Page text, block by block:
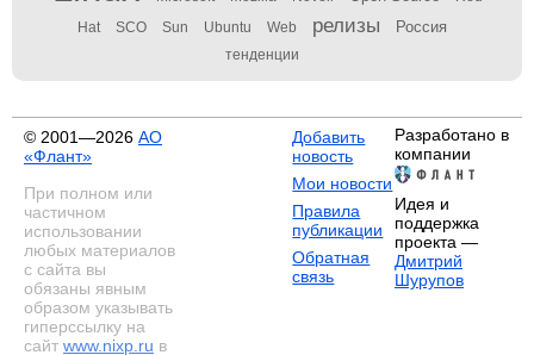
Hat SCO Sun Ubuntu Web релизы Россия
тенденции
© 2001—2026 АО
«Флант»
При полном или
частичном
использовании
любых материалов
с сайта вы
обязаны явным
образом указывать
гиперссылку на
сайт www.nixp.ru в
Добавить
новость
Мои новости
Правила
публикации
Обратная
связь
Разработано в
компании
Идея и
поддержка
проекта —
Дмитрий
Шурупов